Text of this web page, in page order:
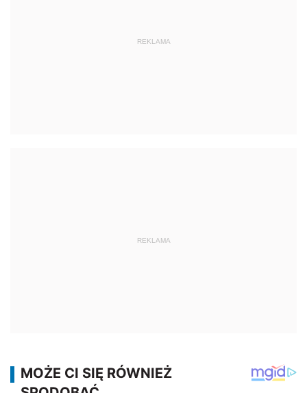
REKLAMA
REKLAMA